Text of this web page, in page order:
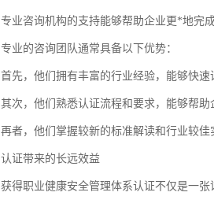
专业咨询机构的支持能够帮助企业更*地完成
专业的咨询团队通常具备以下优势：
首先，他们拥有丰富的行业经验，能够快
其次，他们熟悉认证流程和要求，能够帮助
再者，他们掌握较新的标准解读和行业较
认证带来的长远效益
获得职业健康安全管理体系认证不仅是一